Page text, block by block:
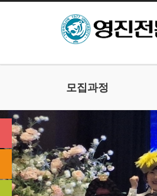
모집과정